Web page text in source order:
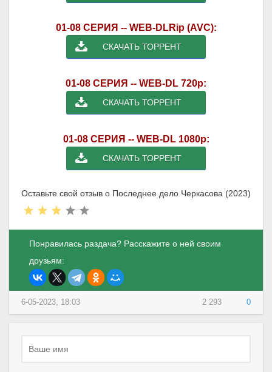
01-08 СЕРИЯ -- WEB-DLRip (AVC):
СКАЧАТЬ ТОРРЕНТ
01-08 СЕРИЯ -- WEB-DL 720p:
СКАЧАТЬ ТОРРЕНТ
01-08 СЕРИЯ -- WEB-DL 1080p:
СКАЧАТЬ ТОРРЕНТ
Оставьте свой отзыв о Последнее дело Черкасова (2023)
Понравилась раздача? Расскажите о ней своим
друзьям:
2 293 0
6-05-2023, 18:03